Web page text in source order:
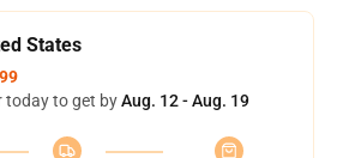
States
today to get byAug. 12 - Aug. 19